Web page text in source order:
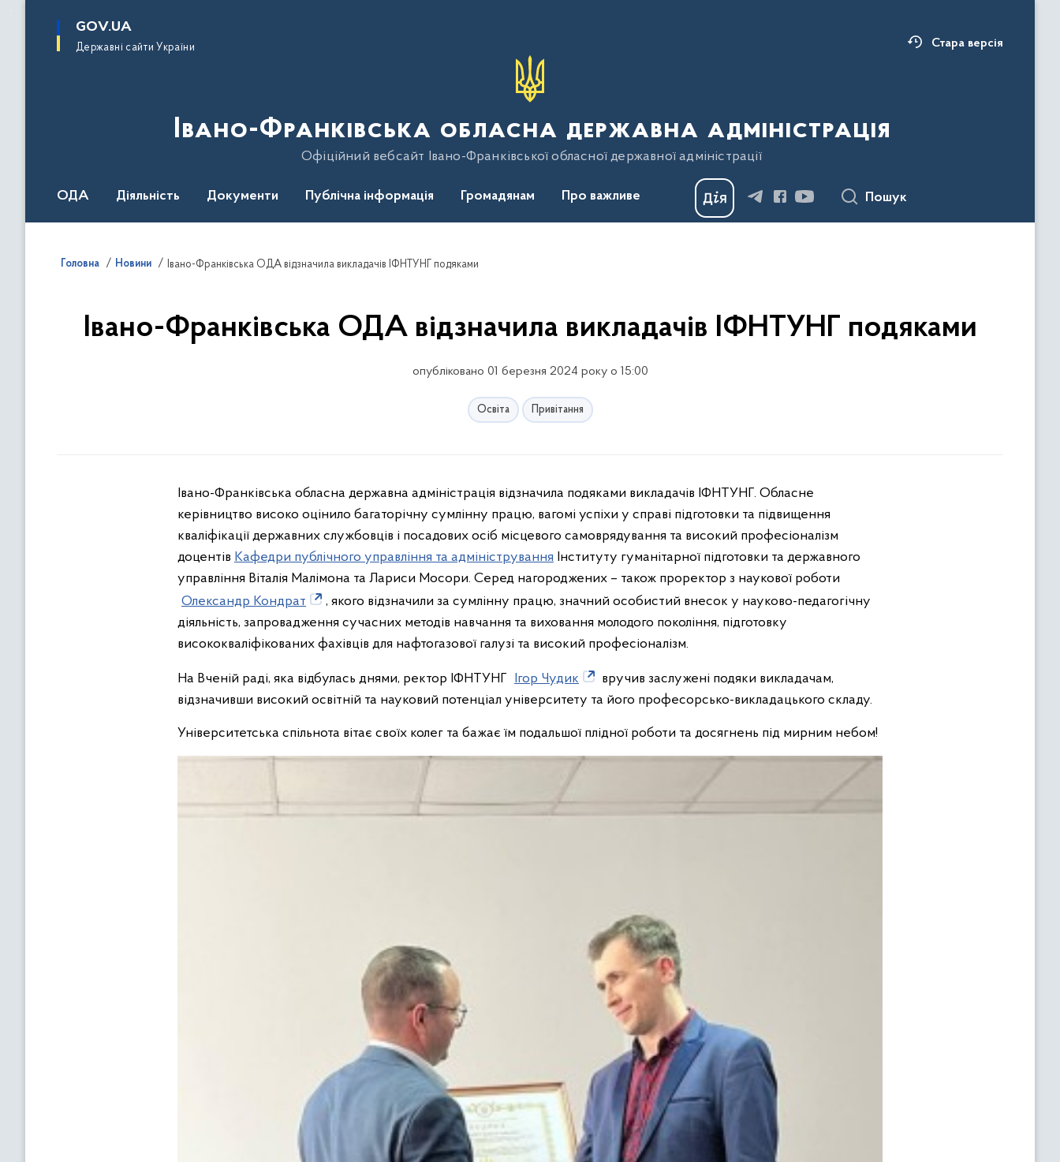
основного
GOV.UA
Державні сайти України Стара версія
Івано-Франківська обласна державна адміністрація
Офіційний вебсайт Івано-Франківської обласної державної адміністрації
ОДА Діяльність Документи Публічна інформація Громадянам Про важливе Пошук
Головна Новини Івано-Франківська ОДА відзначила викладачів ІФНТУНГ подяками
Івано-Франківська ОДА відзначила викладачів ІФНТУНГ подяками
опубліковано 01 березня 2024 року о 15:00
Освіта Привітання
Івано-Франківська обласна державна адміністрація відзначила подяками викладачів ІФНТУНГ. Обласне
керівництво високо оцінило багаторічну сумлінну працю, вагомі успіхи у справі підготовки та підвищення
кваліфікації державних службовців і посадових осіб місцевого самоврядування та високий професіоналізм
доцентів Кафедри публічного управління та адміністрування Інституту гуманітарної підготовки та державного
управління Віталія Малімона та Лариси Мосори. Серед нагороджених – також проректор з наукової роботи
Олександр Кондрат
, якого відзначили за сумлінну працю, значний особистий внесок у науково-педагогічну
діяльність, запровадження сучасних методів навчання та виховання молодого покоління, підготовку
висококваліфікованих фахівців для нафтогазової галузі та високий професіоналізм.
На Вченій раді, яка відбулась днями, ректор ІФНТУНГ Ігор Чудик
вручив заслужені подяки викладачам,
відзначивши високий освітній та науковий потенціал університету та його професорсько-викладацького складу.
Університетська спільнота вітає своїх колег та бажає їм подальшої плідної роботи та досягнень під мирним небом!